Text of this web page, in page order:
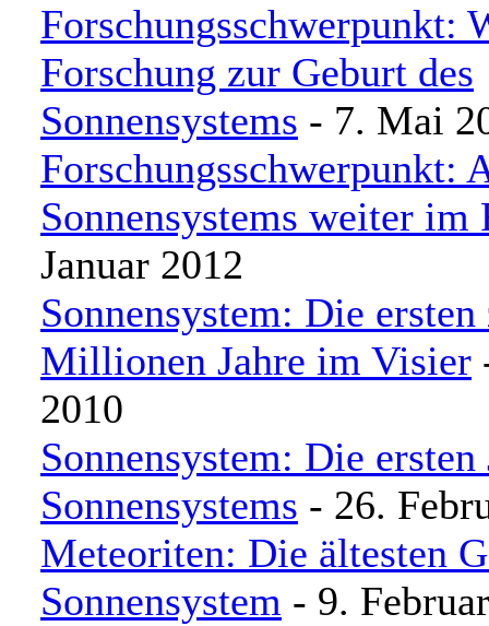
Forschungsschwerpunkt:
Forschung zur Geburt des
Sonnensystems - 7. Mai
Forschungsschwerpunkt:
Sonnensystems weiter im
Januar 2012
Sonnensystem: Die ersten
Millionen Jahre im Visier
2010
Sonnensystem: Die ersten
Sonnensystems - 26.
Meteoriten: Die ältesten
Sonnensystem - 9.